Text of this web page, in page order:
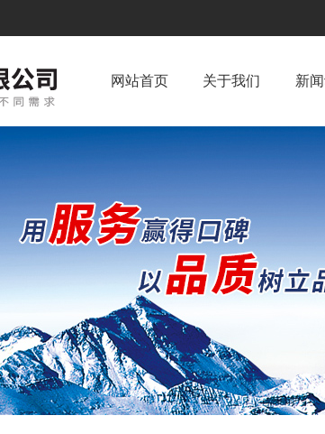
网站首页 关于我们 新